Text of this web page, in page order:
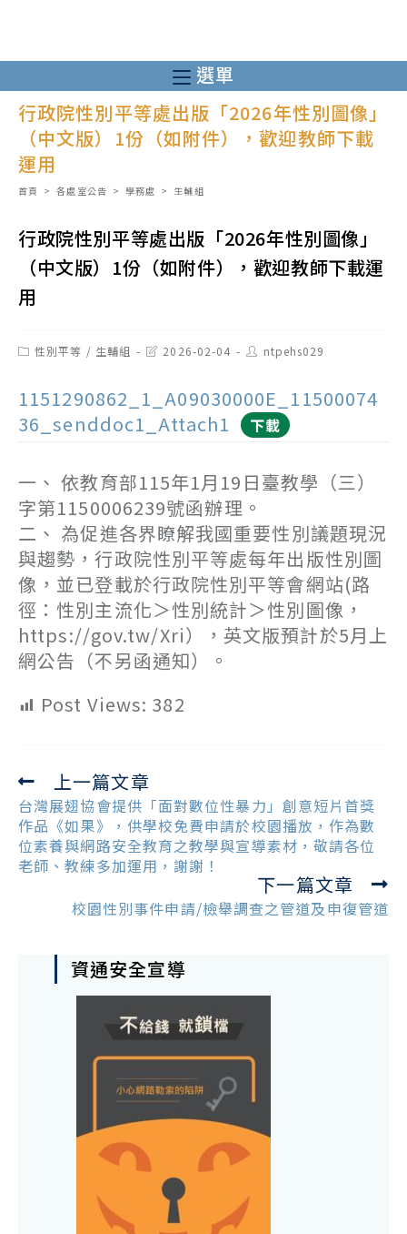
至
主
容
選單
行政院性別平等處出版「2026年性別圖像」
（中文版）1份（如附件），歡迎教師下載
運用
首頁 > 各處室公告 > 學務處 > 生輔組
行政院性別平等處出版「2026年性別圖像」
（中文版）1份（如附件），歡迎教師下載運
用
Post性別平等 / 生輔組
Post2026-02-04
Post
author:
ntpehs029
1151290862_1_A09030000E_11500074
36_senddoc1_Attach1
下載
一、 依教育部115年1月19日臺教學（三）
字第1150006239號函辦理。
二、 為促進各界瞭解我國重要性別議題現況
與趨勢，行政院性別平等處每年出版性別圖
像，並已登載於行政院性別平等會網站(路
徑：性別主流化＞性別統計＞性別圖像，
https://gov.tw/Xri），英文版預計於5月上
網公告（不另函通知）。
Post Views: 382
Read
more
articles
上一篇文章
台灣展翅協會提供「面對數位性暴力」創意短片首獎
作品《如果》，供學校免費申請於校園播放，作為數
位素養與網路安全教育之教學與宣導素材，敬請各位
老師、教練多加運用，謝謝！
下一篇文章
校園性別事件申請/檢舉調查之管道及申復管道
資通安全宣導